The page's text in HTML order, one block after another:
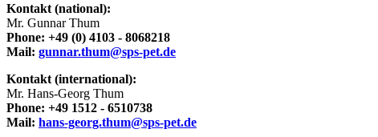
Kontakt (national):
Mr. Gunnar Thum
Phone: +49 (0) 4103 - 8068218
Mail: gunnar.thum@sps-pet.de
Kontakt (international):
Mr. Hans-Georg Thum
Phone: +49 1512 - 6510738
Mail: hans-georg.thum@sps-pet.de